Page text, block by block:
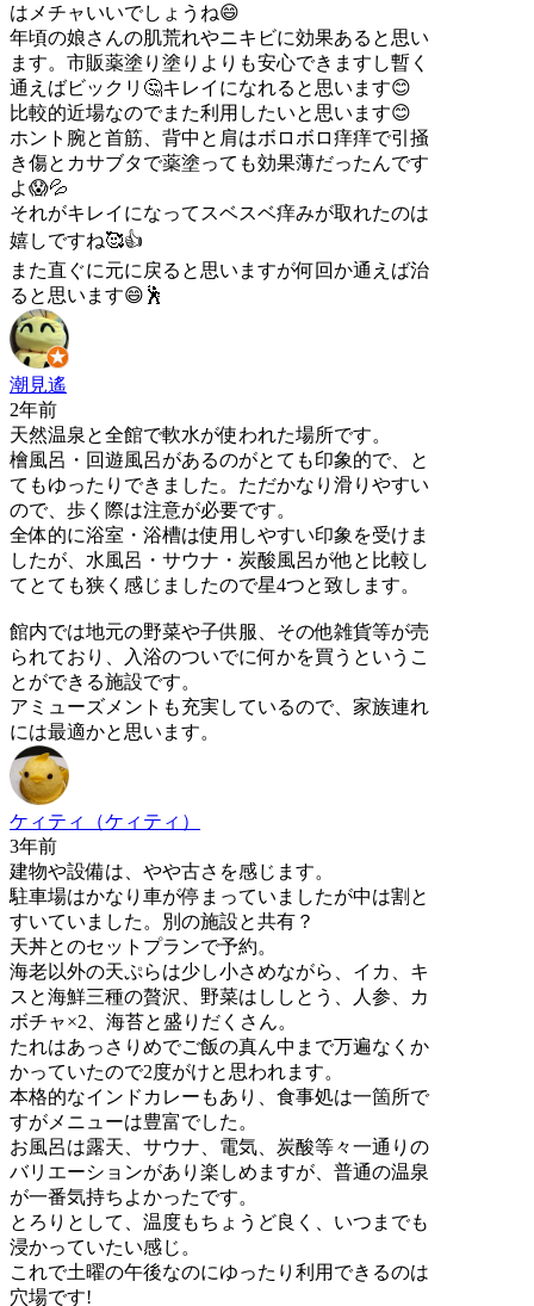
はメチャいいでしょうね😄
年頃の娘さんの肌荒れやニキビに効果あると思い
ます。市販薬塗り塗りよりも安心できますし暫く
通えばビックリ🤔キレイになれると思います😊
比較的近場なのでまた利用したいと思います😊
ホント腕と首筋、背中と肩はボロボロ痒痒で引掻
き傷とカサブタで薬塗っても効果薄だったんです
よ😱💦
それがキレイになってスベスベ痒みが取れたのは
嬉しですね🥰👍
また直ぐに元に戻ると思いますが何回か通えば治
ると思います😄🕺
潮見遙
2年前
天然温泉と全館で軟水が使われた場所です。
檜風呂・回遊風呂があるのがとても印象的で、と
てもゆったりできました。ただかなり滑りやすい
ので、歩く際は注意が必要です。
全体的に浴室・浴槽は使用しやすい印象を受けま
したが、水風呂・サウナ・炭酸風呂が他と比較し
てとても狭く感じましたので星4つと致します。
館内では地元の野菜や子供服、その他雑貨等が売
られており、入浴のついでに何かを買うというこ
とができる施設です。
アミューズメントも充実しているので、家族連れ
には最適かと思います。
ケィティ（ケィティ）
3年前
建物や設備は、やや古さを感じます。
駐車場はかなり車が停まっていましたが中は割と
すいていました。別の施設と共有？
天丼とのセットプランで予約。
海老以外の天ぷらは少し小さめながら、イカ、キ
スと海鮮三種の贅沢、野菜はししとう、人参、カ
ボチャ×2、海苔と盛りだくさん。
たれはあっさりめでご飯の真ん中まで万遍なくか
かっていたので2度がけと思われます。
本格的なインドカレーもあり、食事処は一箇所で
すがメニューは豊富でした。
お風呂は露天、サウナ、電気、炭酸等々一通りの
バリエーションがあり楽しめますが、普通の温泉
が一番気持ちよかったです。
とろりとして、温度もちょうど良く、いつまでも
浸かっていたい感じ。
これで土曜の午後なのにゆったり利用できるのは
穴場です!